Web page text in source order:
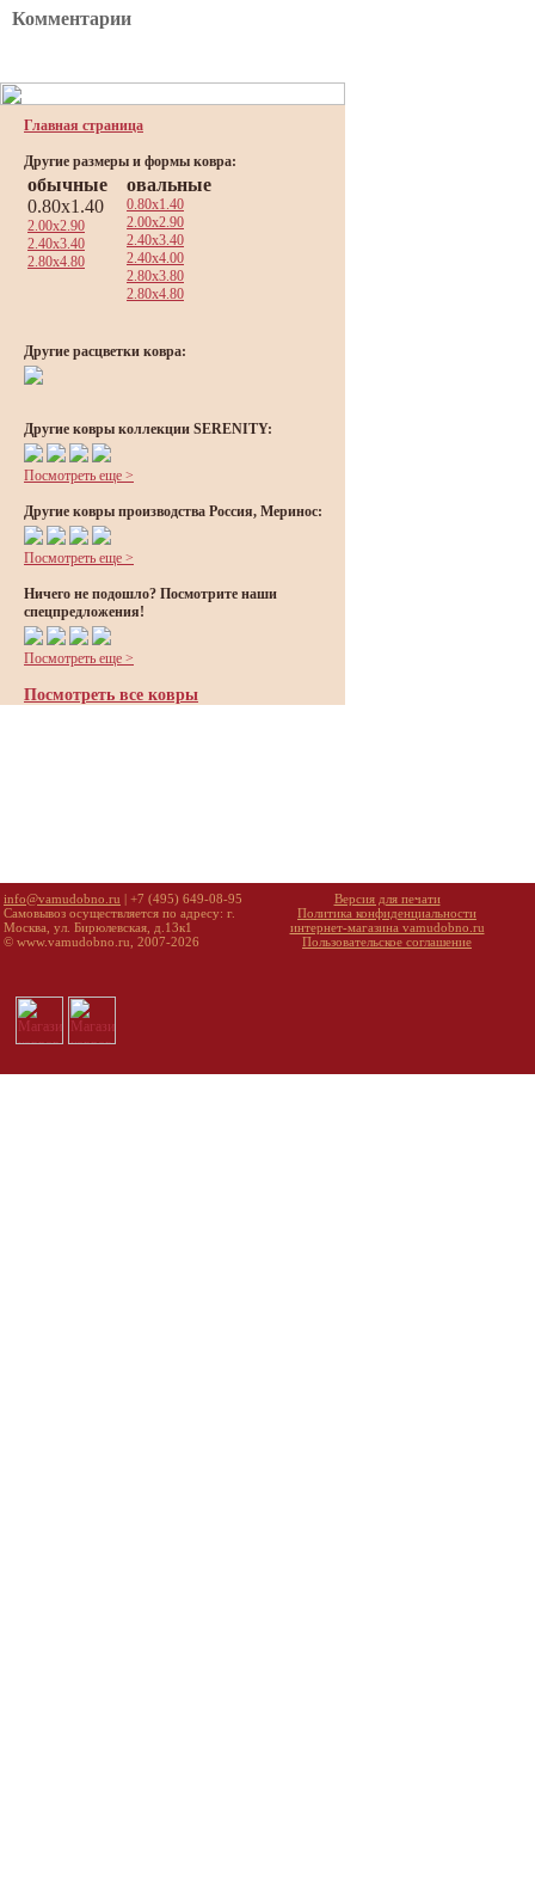
Комментарии
Главная страница
Другие размеры и формы ковра:
обычные
0.80x1.40
2.00x2.90
2.40x3.40
2.80x4.80
овальные
0.80x1.40
2.00x2.90
2.40x3.40
2.40x4.00
2.80x3.80
2.80x4.80
Другие расцветки ковра:
Другие ковры коллекции SERENITY:
Посмотреть еще >
Другие ковры производства Россия, Меринос:
Посмотреть еще >
Ничего не подошло? Посмотрите наши
спецпредложения!
Посмотреть еще >
Посмотреть все ковры
info@vamudobno.ru | +7 (495) 649-08-95
Самовывоз осуществляется по адресу: г.
Москва, ул. Бирюлевская, д.13к1
© www.vamudobno.ru, 2007-2026
Версия для печати
Политика конфиденциальности
интернет-магазина vamudobno.ru
Пользовательское соглашение